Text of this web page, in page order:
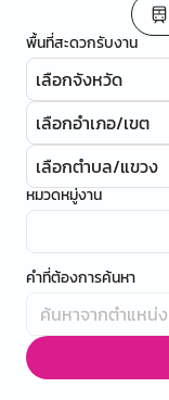
พื้นที่สะดวกรับงาน
เลือกจังหวัด
เลือกอำเภอ/เขต
เลือกตำบล/แขวง
หมวดหมู่งาน
คำที่ต้องการค้นหา